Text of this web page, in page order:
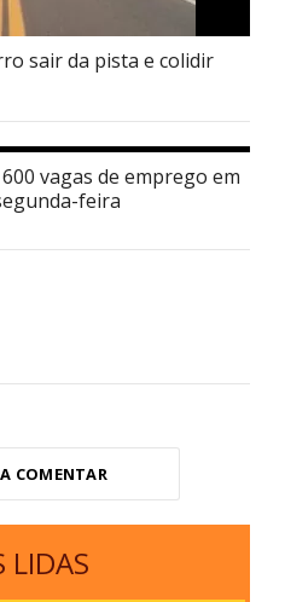
sair da pista e colidir
vagas de emprego em
feira
COMENTAR
LIDAS